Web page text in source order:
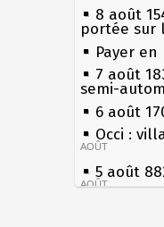
8 août
portée sur
Payer
7 août
semi-
6 août
Occi :
AOÛT
5 août
AOÛT